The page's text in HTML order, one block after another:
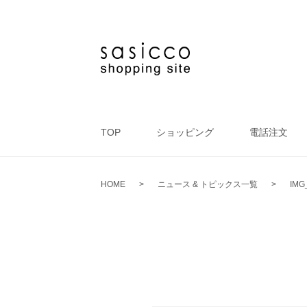
TOP ショッピング 電話注文
HOME > ニュース & トピックス一覧 >